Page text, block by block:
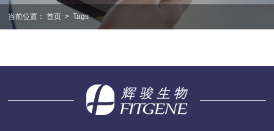
当前位置： 首页 > Tags